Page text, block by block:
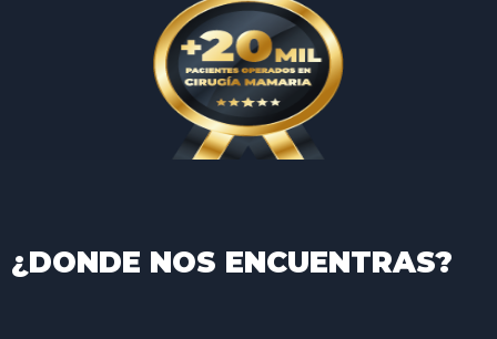
¿DONDE NOS ENCUENTRAS?